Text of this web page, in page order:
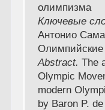
олимпизма
Ключевые
Антонио
Олимпийские
Abstract. The
Olympic
modern
by Baron P.